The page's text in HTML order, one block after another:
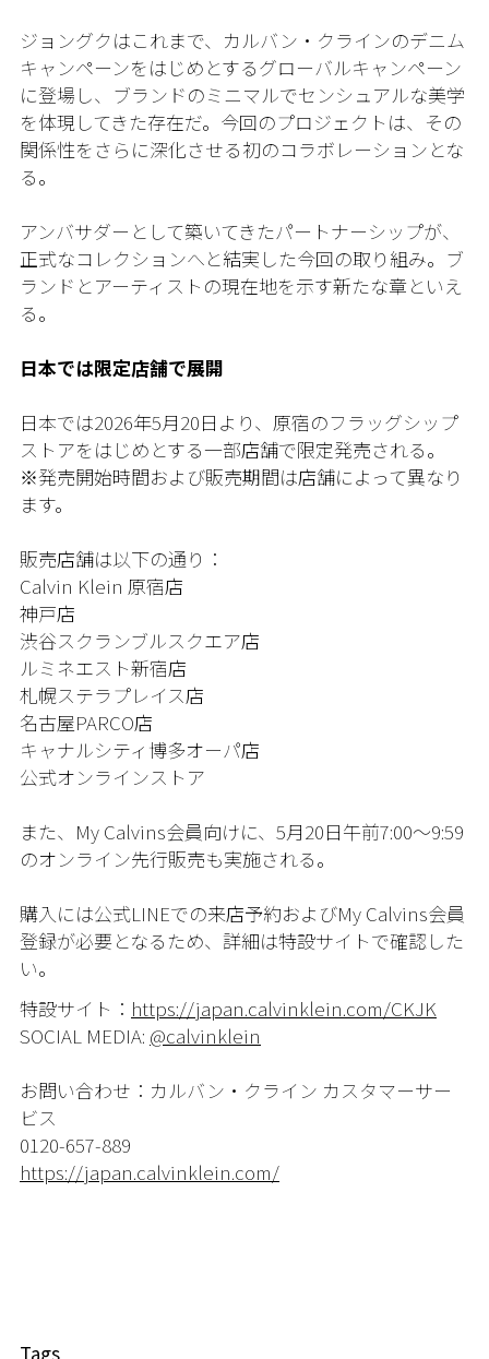
ジョングクはこれまで、カルバン・クラインのデニム
キャンペーンをはじめとするグローバルキャンペーン
に登場し、ブランドのミニマルでセンシュアルな美学
を体現してきた存在だ。今回のプロジェクトは、その
関係性をさらに深化させる初のコラボレーションとな
る。
アンバサダーとして築いてきたパートナーシップが、
正式なコレクションへと結実した今回の取り組み。ブ
ランドとアーティストの現在地を示す新たな章といえ
る。
日本では限定店舗で展開
日本では2026年5月20日より、原宿のフラッグシップ
ストアをはじめとする一部店舗で限定発売される。
※発売開始時間および販売期間は店舗によって異なり
ます。
販売店舗は以下の通り：
Calvin Klein 原宿店
神戸店
渋谷スクランブルスクエア店
ルミネエスト新宿店
札幌ステラプレイス店
名古屋PARCO店
キャナルシティ博多オーパ店
公式オンラインストア
また、My Calvins会員向けに、5月20日午前7:00〜9:59
のオンライン先行販売も実施される。
購入には公式LINEでの来店予約およびMy Calvins会員
登録が必要となるため、詳細は特設サイトで確認した
い。
特設サイト： https://japan.calvinklein.com/CKJK
SOCIAL MEDIA: @calvinklein
お問い合わせ：カルバン・クライン カスタマーサー
ビス
0120-657-889
https://japan.calvinklein.com/
Tags